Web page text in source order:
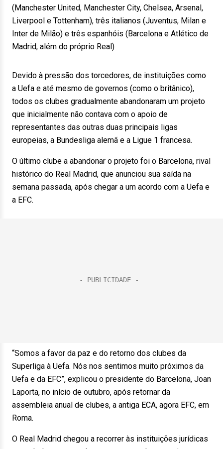
(Manchester United, Manchester City, Chelsea, Arsenal,
Liverpool e Tottenham), três italianos (Juventus, Milan e
Inter de Milão) e três espanhóis (Barcelona e Atlético de
Madrid, além do próprio Real)
Devido à pressão dos torcedores, de instituições como
a Uefa e até mesmo de governos (como o britânico),
todos os clubes gradualmente abandonaram um projeto
que inicialmente não contava com o apoio de
representantes das outras duas principais ligas
europeias, a Bundesliga alemã e a Ligue 1 francesa.
O último clube a abandonar o projeto foi o Barcelona, rival
histórico do Real Madrid, que anunciou sua saída na
semana passada, após chegar a um acordo com a Uefa e
a EFC.
“Somos a favor da paz e do retorno dos clubes da
Superliga à Uefa. Nós nos sentimos muito próximos da
Uefa e da EFC”, explicou o presidente do Barcelona, Joan
Laporta, no início de outubro, após retornar da
assembleia anual de clubes, a antiga ECA, agora EFC, em
Roma.
O Real Madrid chegou a recorrer às instituições jurídicas